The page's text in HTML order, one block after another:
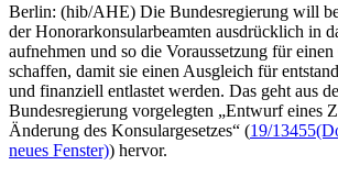
Berlin: (hib/AHE) Die Bundesregierung will
der Honorarkonsularbeamten ausdrücklich in
aufnehmen und so die Voraussetzung für einen
schaffen, damit sie einen Ausgleich für
und finanziell entlastet werden. Das geht aus
Bundesregierung vorgelegten „Entwurf eines
Änderung des Konsulargesetzes“ (19/13455
neues Fenster)) hervor.